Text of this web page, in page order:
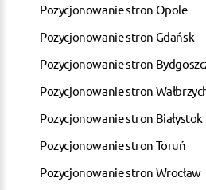
Pozycjonowanie stron Opole
Pozycjonowanie stron Gdańsk
Pozycjonowanie stron
Pozycjonowanie stron
Pozycjonowanie stron Białystok
Pozycjonowanie stron Toruń
Pozycjonowanie stron Wrocław